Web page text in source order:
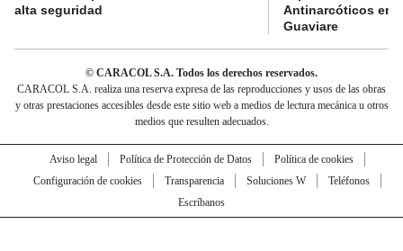
alta seguridad
Antinarcóticos en
Guaviare
© CARACOL S.A. Todos los derechos reservados.
CARACOL S.A. realiza una reserva expresa de las reproducciones y usos de las obras
y otras prestaciones accesibles desde este sitio web a medios de lectura mecánica u otros
medios que resulten adecuados.
Aviso legal Política de Protección de Datos
Política de cookies
Configuración de cookies
Transparencia Soluciones W
Teléfonos
Escríbanos